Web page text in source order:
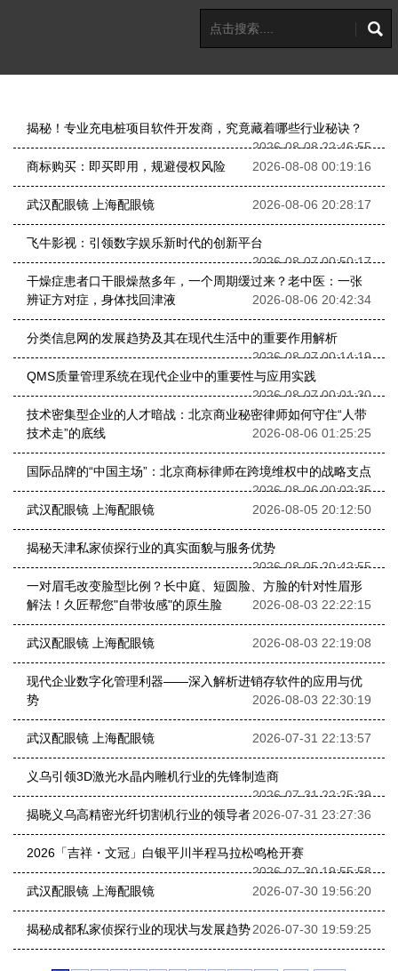
揭秘！专业充电桩项目软件开发商，究竟藏着哪些行业秘诀？
2026-08-08 22:46:55
商标购买：即买即用，规避侵权风险
2026-08-08 00:19:16
武汉配眼镜 上海配眼镜 2026-08-06 20:28:17
飞牛影视：引领数字娱乐新时代的创新平台
2026-08-07 00:50:17
干燥症患者口干眼燥熬多年，一个周期缓过来？老中医：一张
辨证方对症，身体找回津液
2026-08-06 20:42:34
分类信息网的发展趋势及其在现代生活中的重要作用解析
2026-08-07 00:14:19
QMS质量管理系统在现代企业中的重要性与应用实践
2026-08-07 00:01:30
技术密集型企业的人才暗战：北京商业秘密律师如何守住“人带
技术走”的底线
2026-08-06 01:25:25
国际品牌的“中国主场”：北京商标律师在跨境维权中的战略支点
2026-08-06 00:02:35
武汉配眼镜 上海配眼镜
2026-08-05 20:12:50
揭秘天津私家侦探行业的真实面貌与服务优势
2026-08-05 20:42:55
一对眉毛改变脸型比例？长中庭、短圆脸、方脸的针对性眉形
解法！久匠帮您"自带妆感"的原生脸
2026-08-03 22:22:15
武汉配眼镜 上海配眼镜 2026-08-03 22:19:08
现代企业数字化管理利器——深入解析进销存软件的应用与优
势
2026-08-03 22:30:19
武汉配眼镜 上海配眼镜 2026-07-31 22:13:57
义乌引领3D激光水晶内雕机行业的先锋制造商
2026-07-31 22:25:39
揭晓义乌高精密光纤切割机行业的领导者2026-07-31 23:27:36
2026「吉祥・文冠」白银平川半程马拉松鸣枪开赛
2026-07-30 19:55:58
武汉配眼镜 上海配眼镜
2026-07-30 19:56:20
揭秘成都私家侦探行业的现状与发展趋势2026-07-30 19:59:25